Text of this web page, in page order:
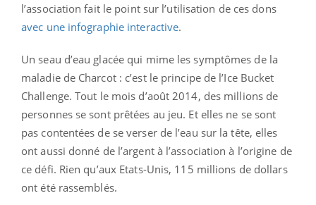
l’association fait le point sur l’utilisation de ces dons
avec une infographie interactive.
Un seau d’eau glacée qui mime les symptômes de la
maladie de Charcot : c’est le principe de l’Ice Bucket
Challenge. Tout le mois d’août 2014, des millions de
personnes se sont prêtées au jeu. Et elles ne se sont
pas contentées de se verser de l’eau sur la tête, elles
ont aussi donné de l’argent à l’association à l’origine de
ce défi. Rien qu’aux Etats-Unis, 115 millions de dollars
ont été rassemblés.